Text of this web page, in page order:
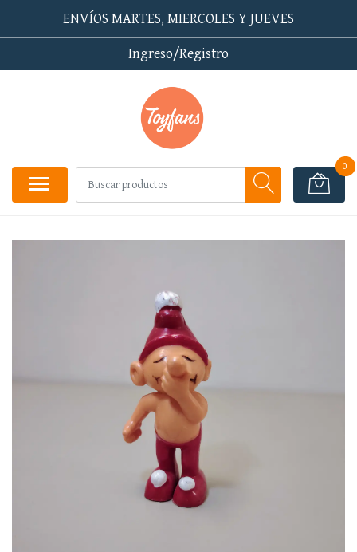
ENVÍOS MARTES, MIERCOLES Y JUEVES
Ingreso/Registro
0